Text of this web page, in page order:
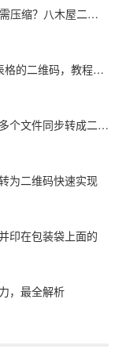
压缩？八木屋二维
的二维码，教程分
个文件同步转成二维
为二维码快速实现
印在包装袋上面的
，最全解析